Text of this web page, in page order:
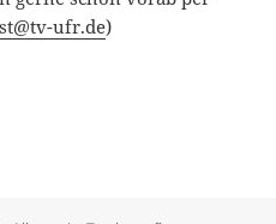
ufr.de)